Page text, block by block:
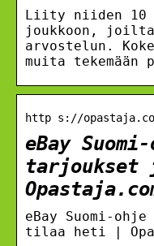
Liity niiden 10
joukkoon, joilta
arvostelun.
muita tekemään
http s://
eBay
eBay Suomi-
tilaa heti |